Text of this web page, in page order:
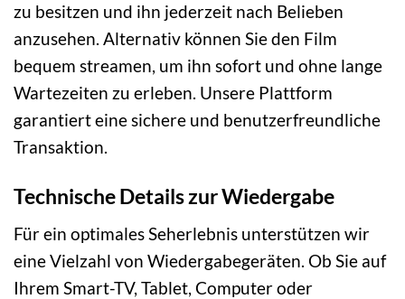
zu besitzen und ihn jederzeit nach Belieben
anzusehen. Alternativ können Sie den Film
bequem streamen, um ihn sofort und ohne lange
Wartezeiten zu erleben. Unsere Plattform
garantiert eine sichere und benutzerfreundliche
Transaktion.
Technische Details zur Wiedergabe
Für ein optimales Seherlebnis unterstützen wir
eine Vielzahl von Wiedergabegeräten. Ob Sie auf
Ihrem Smart-TV, Tablet, Computer oder